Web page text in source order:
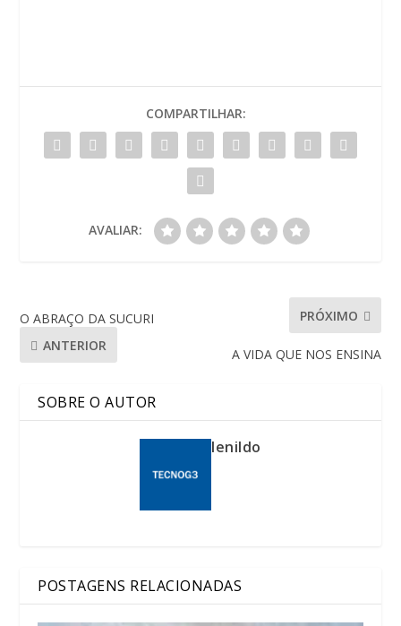
COMPARTILHAR:
AVALIAR:
O ABRAÇO DA SUCURI
ANTERIOR
PRÓXIMO
A VIDA QUE NOS ENSINA
SOBRE O AUTOR
lenildo
POSTAGENS RELACIONADAS